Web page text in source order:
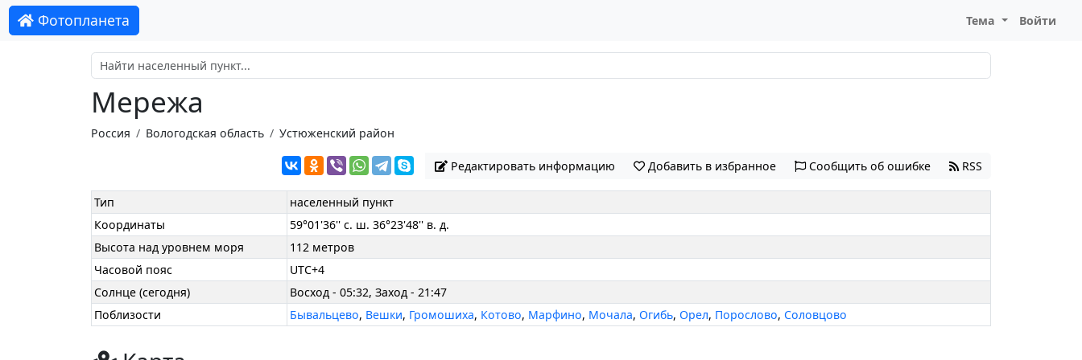
Фотопланета Тема Войти
Мережа
Россия Вологодская область Устюженский район
Редактировать информацию Добавить в избранное Сообщить об ошибке RSS
Тип
населенный пункт
Координаты
59°01'36'' с. ш. 36°23'48'' в. д.
Высота над уровнем моря
112 метров
Часовой пояс
UTC+4
Солнце (сегодня)
Восход - 05:32, Заход - 21:47
Поблизости
Бывальцево, Вешки, Громошиха, Котово, Марфино, Мочала,Огибь,Орел, Порослово, Соловцово